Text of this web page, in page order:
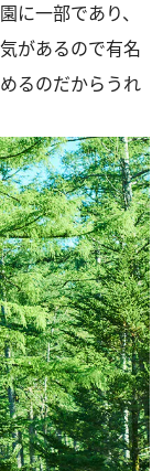
一部であり、
があるので有名
るのだからうれ